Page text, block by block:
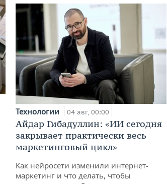
Технологии 04 авг, 00:00
Айдар Гибадуллин: «ИИ сегодня
закрывает практически весь
маркетинговый цикл»
Как нейросети изменили интернет-
маркетинг и что делать, чтобы